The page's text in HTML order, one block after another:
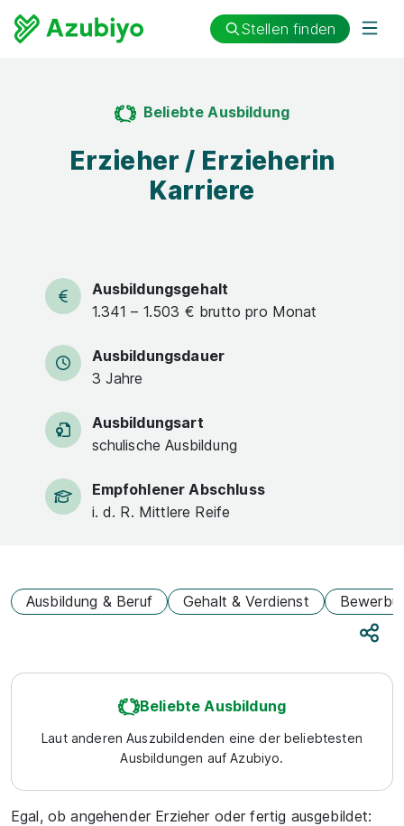
Stellen finden
Beliebte Ausbildung
Erzieher / Erzieherin
Karriere
Ausbildungsgehalt
1.341 – 1.503 € brutto pro Monat
Ausbildungsdauer
3 Jahre
Ausbildungsart
schulische Ausbildung
Empfohlener Abschluss
i. d. R. Mittlere Reife
Ausbildung & Beruf Gehalt & Verdienst
Beliebte Ausbildung
Laut anderen Auszubildenden eine der beliebtesten
Ausbildungen auf Azubiyo.
Egal, ob angehender Erzieher oder fertig ausgebildet: